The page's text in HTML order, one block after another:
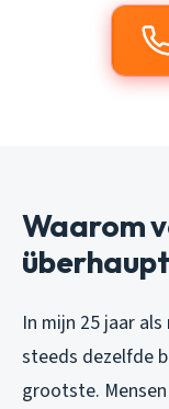
Waarom
In mijn 25 jaar
steeds dezelfde
grootste.